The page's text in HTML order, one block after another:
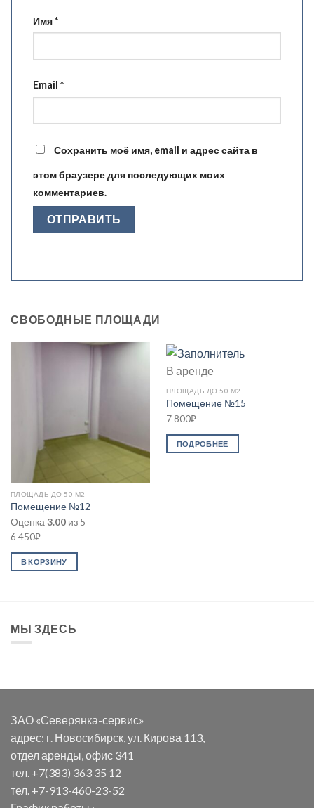
Имя*
Email *
Сохранить моё имя, email и адрес сайта в
этом браузере для последующих моих
комментариев.
СВОБОДНЫЕ ПЛОЩАДИ
ПЛОЩАДЬ ДО 50 М2
Помещение №12
Оценка 3.00из 5
6 450₽
В КОРЗИНУ
В аренде
ПЛОЩАДЬ ДО 50 М2
Помещение №15
7 800₽
ПОДРОБНЕЕ
МЫ ЗДЕСЬ
ЗАО «Северянка-сервис»
адрес: г. Новосибирск, ул. Кирова 113,
отдел аренды, офис 341
тел. +7(383) 363 35 12
тел. +7-913-460-23-52